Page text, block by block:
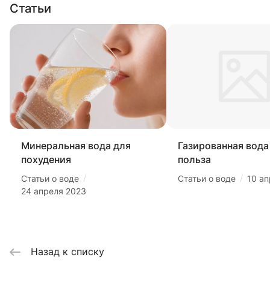
Статьи
Минеральная вода для
похудения
Статьи о воде /
24 апреля 2023
Газированная
польза
Статьи о воде / 10
Назад к списку